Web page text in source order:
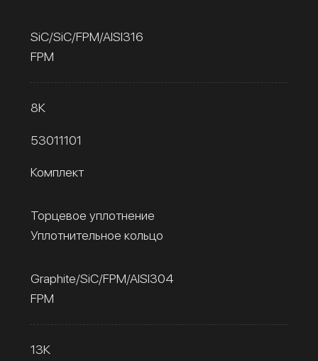
SiC/SiC/FPM/AISI316
FPM
8К
53011101
Комплект
Торцевое уплотнение
Уплотнительное кольцо
Graphite/SiC/FPM/AISI304
FPM
13К